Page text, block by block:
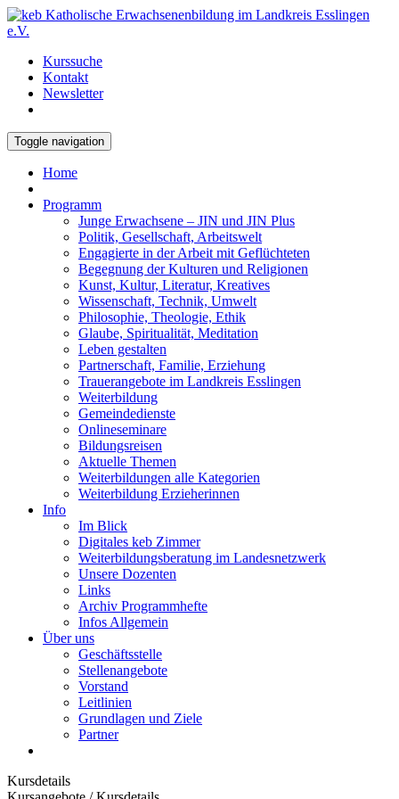
Kurssuche
Kontakt
Newsletter
Toggle navigation
Home
Programm
Junge Erwachsene – JIN und JIN Plus
Politik, Gesellschaft, Arbeitswelt
Engagierte in der Arbeit mit Geflüchteten
Begegnung der Kulturen und Religionen
Kunst, Kultur, Literatur, Kreatives
Wissenschaft, Technik, Umwelt
Philosophie, Theologie, Ethik
Glaube, Spiritualität, Meditation
Leben gestalten
Partnerschaft, Familie, Erziehung
Trauerangebote im Landkreis Esslingen
Weiterbildung
Gemeindedienste
Onlineseminare
Bildungsreisen
Aktuelle Themen
Weiterbildungen alle Kategorien
Weiterbildung Erzieherinnen
Info
Im Blick
Digitales keb Zimmer
Weiterbildungsberatung im Landesnetzwerk
Unsere Dozenten
Links
Archiv Programmhefte
Infos Allgemein
Über uns
Geschäftsstelle
Stellenangebote
Vorstand
Leitlinien
Grundlagen und Ziele
Partner
Kursdetails